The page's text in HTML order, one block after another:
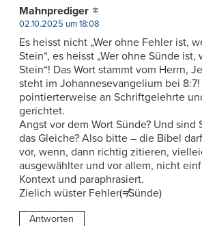
Mahnprediger
02.10.2025 um 18:08
Es heisst nicht „Wer ohne Fehler ist,
Stein“, es heisst „Wer ohne Sünde
Stein“! Das Wort stammt vom Herrn,
steht im Johannesevangelium bei
pointierterweise an Schriftgelehrte
gerichtet.
Angst vor dem Wort Sünde? Und sind
das Gleiche? Also bitte – die Bibel
vor, wenn, dann richtig zitieren,
ausgewählter und vor allem, nicht
Kontext und paraphrasiert.
Zielich wüster Fehler(≠Sünde)
Antworten